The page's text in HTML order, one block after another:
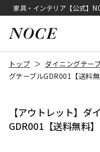
家具・インテリア【公式】
トップ ダイニングテー
グテーブルGDR001【送料
【アウトレット】ダ
GDR001【送料無料